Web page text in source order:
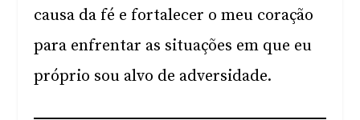
causa da fé e fortalecer o meu coração
para enfrentar as situações em que eu
próprio sou alvo de adversidade.